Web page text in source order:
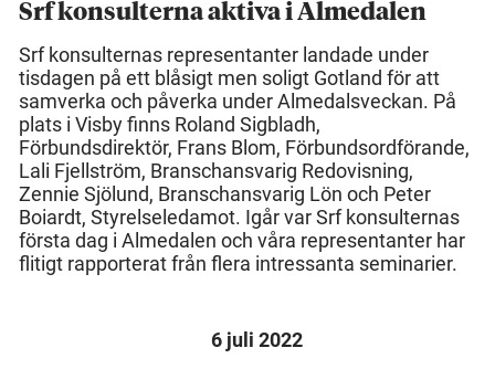
Srf konsulterna aktiva i Almedalen
Srf konsulternas representanter landade under
tisdagen på ett blåsigt men soligt Gotland för att
samverka och påverka under Almedalsveckan. På
plats i Visby finns Roland Sigbladh,
Förbundsdirektör, Frans Blom, Förbundsordförande,
Lali Fjellström, Branschansvarig Redovisning,
Zennie Sjölund, Branschansvarig Lön och Peter
Boiardt, Styrelseledamot. Igår var Srf konsulternas
första dag i Almedalen och våra representanter har
flitigt rapporterat från flera intressanta seminarier.
6 juli 2022